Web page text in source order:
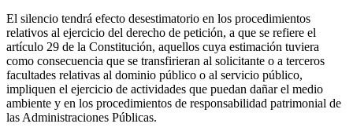
El silencio tendrá efecto desestimatorio en los procedimientos
relativos al ejercicio del derecho de petición, a que se refiere el
artículo 29 de la Constitución, aquellos cuya estimación tuviera
como consecuencia que se transfirieran al solicitante o a terceros
facultades relativas al dominio público o al servicio público,
impliquen el ejercicio de actividades que puedan dañar el medio
ambiente y en los procedimientos de responsabilidad patrimonial de
las Administraciones Públicas.